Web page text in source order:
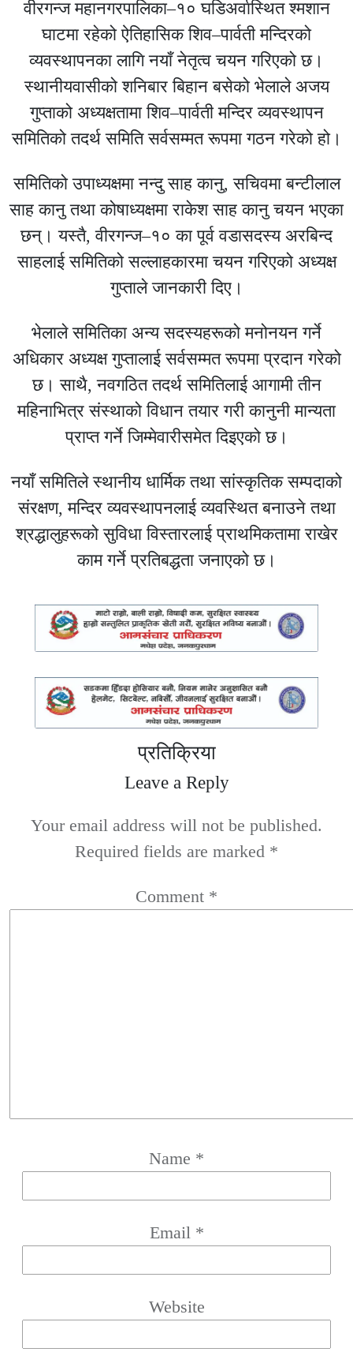
वीरगन्ज महानगरपालिका–१० घडिअर्वास्थित श्मशान
घाटमा रहेको ऐतिहासिक शिव–पार्वती मन्दिरको
व्यवस्थापनका लागि नयाँ नेतृत्व चयन गरिएको छ।
स्थानीयवासीको शनिबार बिहान बसेको भेलाले अजय
गुप्ताको अध्यक्षतामा शिव–पार्वती मन्दिर व्यवस्थापन
समितिको तदर्थ समिति सर्वसम्मत रूपमा गठन गरेको हो।
समितिको उपाध्यक्षमा नन्दु साह कानु, सचिवमा बन्टीलाल
साह कानु तथा कोषाध्यक्षमा राकेश साह कानु चयन भएका
छन्। यस्तै, वीरगन्ज–१० का पूर्व वडासदस्य अरबिन्द
साहलाई समितिको सल्लाहकारमा चयन गरिएको अध्यक्ष
गुप्ताले जानकारी दिए।
भेलाले समितिका अन्य सदस्यहरूको मनोनयन गर्ने
अधिकार अध्यक्ष गुप्तालाई सर्वसम्मत रूपमा प्रदान गरेको
छ। साथै, नवगठित तदर्थ समितिलाई आगामी तीन
महिनाभित्र संस्थाको विधान तयार गरी कानुनी मान्यता
प्राप्त गर्ने जिम्मेवारीसमेत दिइएको छ।
नयाँ समितिले स्थानीय धार्मिक तथा सांस्कृतिक सम्पदाको
संरक्षण, मन्दिर व्यवस्थापनलाई व्यवस्थित बनाउने तथा
श्रद्धालुहरूको सुविधा विस्तारलाई प्राथमिकतामा राखेर
काम गर्ने प्रतिबद्धता जनाएको छ।
प्रतिक्रिया
Leave a Reply
Your email address will not be published.
Required fields are marked *
Comment *
Name *
Email *
Website